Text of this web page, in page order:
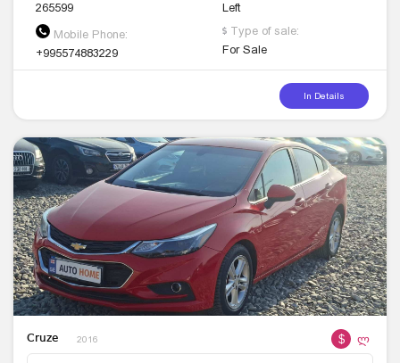
265599
Left
Mobile Phone:
+995574883229
Type of sale:
For Sale
In Details
Cruze 2016 $ ლ